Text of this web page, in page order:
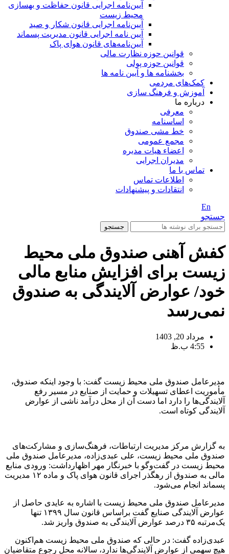
آیین‌نامه اجرایی قانون حفاظت و بهسازی
محیط زیست
آیین‌نامه اجرایی قانون شکار و صید
آیین نامه اجرایی قانون مدیریت پسماند
آیین‌نامه‌های قانون هوای پاک
قوانین حوزه نظارت مالی
قوانین حوزه پولی
بخشنامه ها و آیین نامه ها
کمک‌های مردمی
آموزش و فرهنگ سازی
درباره ما
معرفی
اساسنامه
خط مشی صندوق
مجمع عمومی
اعضاء هیات مدیره
مدیران اجرایی
تماس با ما
اطلاعات تماس
انتقادات و پیشنهادات
En
جستجو
جستجو
کفش آهنی صندوق ملی محیط
زیست برای افزایش منابع مالی
خود/ عوارض آلایندگی به صندوق
نمی‌رسد
مرداد 20, 1403
4:55 ب.ظ
مدیرعامل صندوق ملی محیط زیست گفت: با وجود اینکه صندوق،
مأموریت اعطای تسهیلات و حمایت از صنایع در مسیر رفع
آلایندگی‌ها را دارد اما دست آن از محل درآمد ناشی از عوارض
آلایندگی کوتاه است.
به گزارش مرکز مدیریت ارتباطات، فرهنگ‌سازی و مشارکت‌های
صندوق ملی محیط زیست، علی عبدی‌زاده، مدیرعامل صندوق ملی
محیط زیست در گفت‌وگو با خبرنگار مهر اظهارداشت: ورودی منابع
مالی به صندوق از رهگذر اجرای قانون هوای پاک و ماده ۱۲ مدیریت
پسماند انجام می‌شود.
مدیرعامل صندوق ملی محیط زیست با اشاره به عایدی حاصل از
عوارض آلایندگی صنایع گفت براساس قانون سال ۱۳۹۹ تنها
یک‌مرتبه ۳۵ درصد عوارض آلایندگی به صندوق واریز شد.
عبدی‌زاده گفت: در حالی که صندوق ملی محیط زیست هم‌اکنون
هیچ سهمی از عوارض آلایندگی‌ها ندارد، سالانه محل رجوع متقاضیان